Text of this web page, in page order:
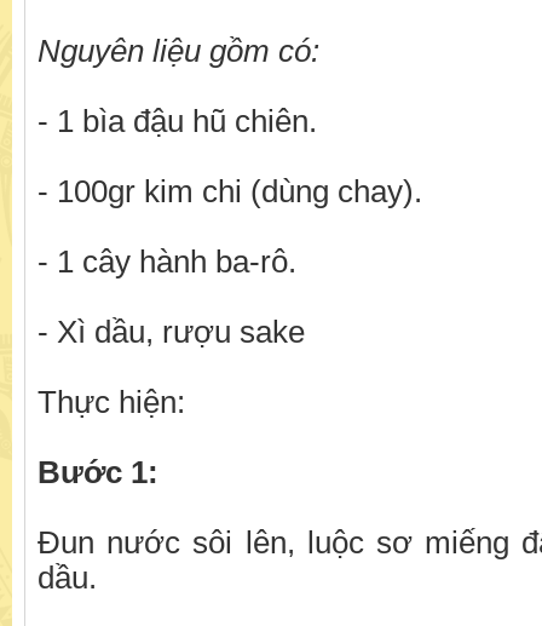
Nguyên liệu gồm có:
- 1 bìa đậu hũ chiên.
- 100gr kim chi (dùng chay).
- 1 cây hành ba-rô.
- Xì dầu, rượu sake
Thực hiện:
Bước 1:
Đun nước sôi lên, luộc sơ miếng
dầu.